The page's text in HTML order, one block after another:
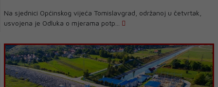
Na sjednici Općinskog vijeća Tomislavgrad, održanoj u četvrtak,
usvojena je Odluka o mjerama potp...